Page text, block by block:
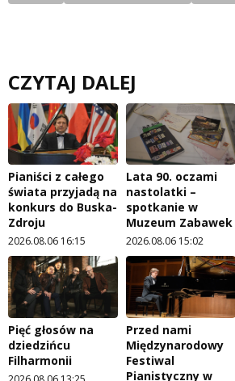
CZYTAJ DALEJ
Pianiści z całego
świata przyjadą na
konkurs do Buska-
Zdroju
2026.08.06 16:15
Lata 90. oczami
nastolatki –
spotkanie w
Muzeum Zabawek
2026.08.06 15:02
Pięć głosów na
dziedzińcu
Filharmonii
Przed nami
Międzynarodowy
Festiwal
Pianistyczny w